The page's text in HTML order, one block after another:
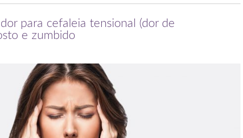
para cefaleia tensional (dor de
e zumbido